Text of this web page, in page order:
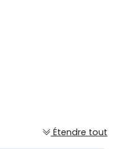
Étendre tout